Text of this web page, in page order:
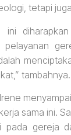
tetapi
ini
pelayanan
tambahnya.
sama ini.
pada gereja